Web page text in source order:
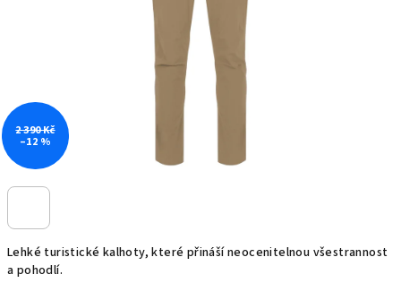
Lehké turistické kalhoty, které přináší neocenitelnou všestrannost
a pohodlí.
2 390 Kč
–12 %